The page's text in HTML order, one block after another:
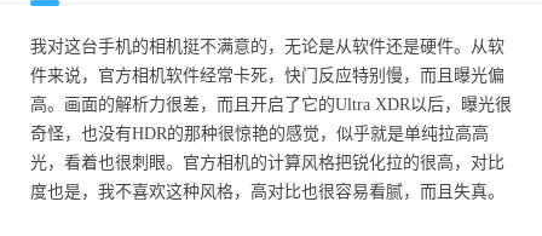
我对这台手机的相机挺不满意的，无论是从软件还是硬件。从软
件来说，官方相机软件经常卡死，快门反应特别慢，而且曝光偏
高。画面的解析力很差，而且开启了它的Ultra XDR以后，曝光很
奇怪，也没有HDR的那种很惊艳的感觉，似乎就是单纯拉高高
光，看着也很刺眼。官方相机的计算风格把锐化拉的很高，对比
度也是，我不喜欢这种风格，高对比也很容易看腻，而且失真。